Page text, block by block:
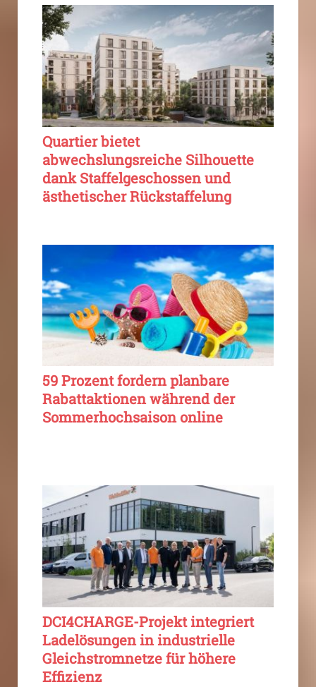
Quartier bietet
abwechslungsreiche Silhouette
dank Staffelgeschossen und
ästhetischer Rückstaffelung
59 Prozent fordern planbare
Rabattaktionen während der
Sommerhochsaison online
DCI4CHARGE-Projekt integriert
Ladelösungen in industrielle
Gleichstromnetze für höhere
Effizienz